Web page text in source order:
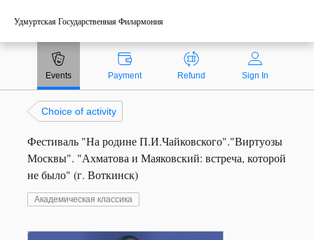
Удмуртская Государственная Филармония
Payment methods
Technical support:
ticket@profticket.ru
8 (800) 222-69-94
Events Payment Refund Sign In
Choice of activity
Фестиваль "На родине П.И.Чайковского"."Виртуозы
Москвы". "Ахматова и Маяковский: встреча, которой
не было" (г. Воткинск)
Академическая классика